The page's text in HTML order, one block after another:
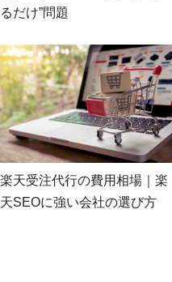
るだけ”問題
楽天受注代行の費用相場｜楽
天SEOに強い会社の選び方